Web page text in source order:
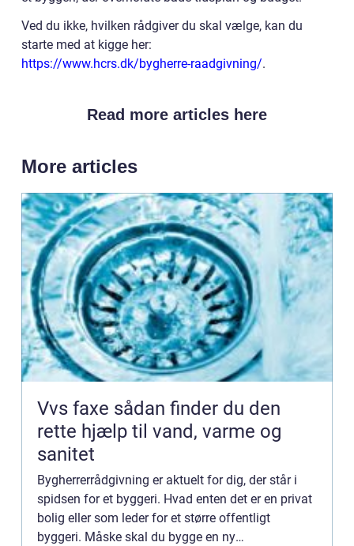
Ved du ikke, hvilken rådgiver du skal vælge, kan du
starte med at kigge her:
https://www.hcrs.dk/bygherre-raadgivning/.
Read more articles here
More articles
Vvs faxe sådan finder du den
rette hjælp til vand, varme og
sanitet
Bygherrerrådgivning er aktuelt for dig, der står i
spidsen for et byggeri. Hvad enten det er en privat
bolig eller som leder for et større offentligt
byggeri. Måske skal du bygge en ny